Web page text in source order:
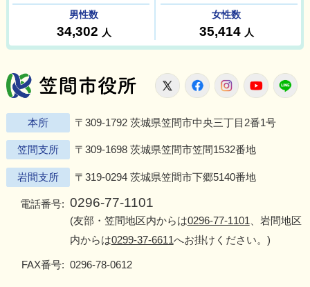
笠間市役所
X FacebookInstagram
本所 〒309-1792 茨城県笠間市中央三丁目2番1号
笠間支所 〒309-1698 茨城県笠間市笠間1532番地
岩間支所 〒319-0294 茨城県笠間市下郷5140番地
電話番号: 0296-77-1101
(友部・笠間地区内からは0296-77-1101 、岩間地区
内からは0299-37-6611へお掛けください。)
FAX番号: 0296-78-0612